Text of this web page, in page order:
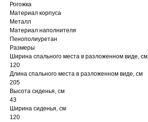
Рогожка
Материал корпуса
Металл
Материал наполнителя
Пенополиуретан
Размеры
Ширина спального места в разложенном виде, см
120
Длина спального места в разложенном виде, см
205
Высота сиденья, см
43
Ширина сиденья, см
120